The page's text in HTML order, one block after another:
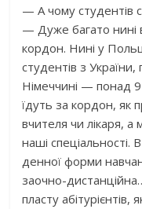
— А чому студентів
— Дуже багато нині
кордон. Нині у
студентів з
Німеччині — понад 9
їдуть за кордон, як
вчителя чи лікаря, а
наші спеціальності.
денної форми
заочно-
пласту абітурієнтів,